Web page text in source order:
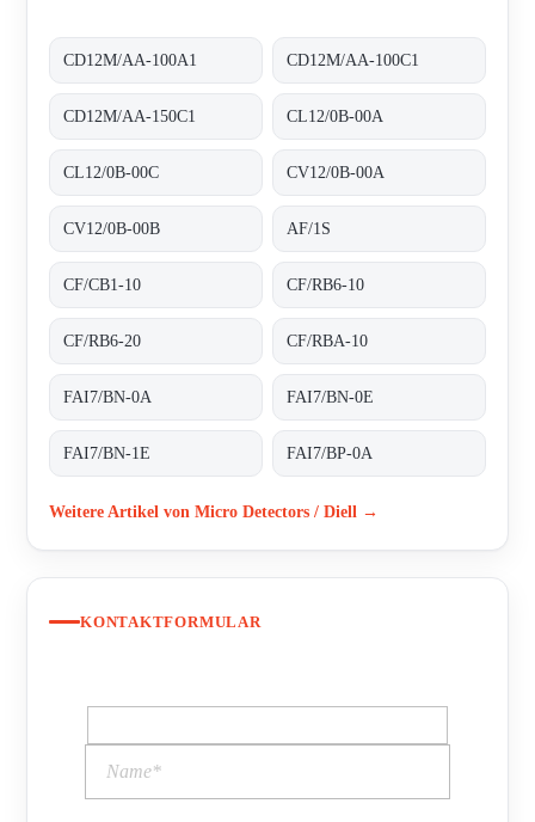
CD12M/AA-100A1 CD12M/AA-100C1
CD12M/AA-150C1 CL12/0B-00A
CL12/0B-00C CV12/0B-00A
CV12/0B-00B AF/1S
CF/CB1-10 CF/RB6-10
CF/RB6-20 CF/RBA-10
FAI7/BN-0A FAI7/BN-0E
FAI7/BN-1E FAI7/BP-0A
Weitere Artikel von Micro Detectors / Diell →
KONTAKTFORMULAR